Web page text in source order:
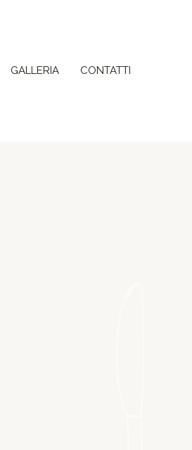
GALLERIA CONTATTI